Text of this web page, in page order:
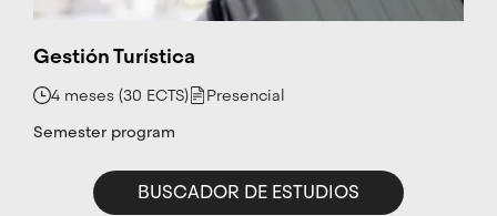
modelo
pensamiento
estratégico
y
diferentes
estrategia
Gestión Turística
4 meses (30 ECTS)
Presencial
Semester program
BUSCADOR DE ESTUDIOS